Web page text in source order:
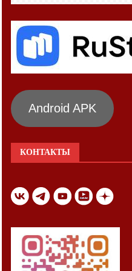
Android APK
КОНТАКТЫ